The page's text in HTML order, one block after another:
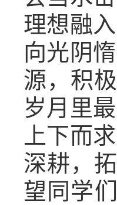
理想融
向光阴
源，积
岁月里
上下而
深耕，
望同学